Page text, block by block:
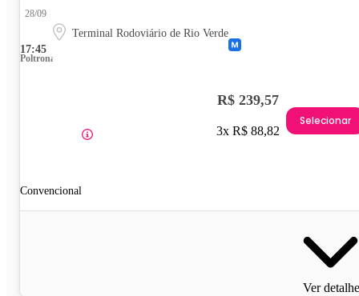
17:45
28/09
Terminal Rodoviário de Rio Verde
Poltrona
Convencional
R$ 239,57
3x R$ 88,82
Selecionar
Ver